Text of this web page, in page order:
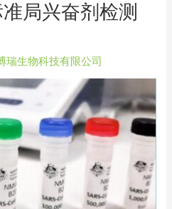
局兴奋剂检测
瑞生物科技有限公司